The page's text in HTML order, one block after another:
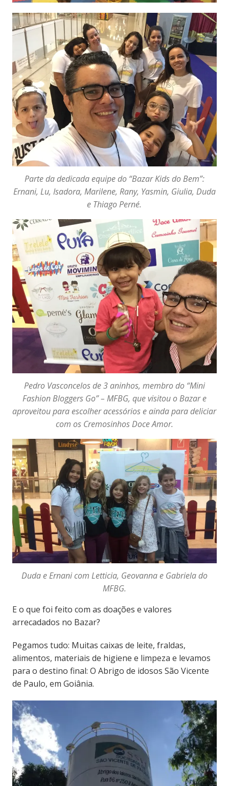
Parte da dedicada equipe do “Bazar Kids do Bem”:
Ernani, Lu, Isadora, Marilene, Rany, Yasmin, Giulia, Duda
e Thiago Perné.
Pedro Vasconcelos de 3 aninhos, membro do “Mini
Fashion Bloggers Go” – MFBG, que visitou o Bazar e
aproveitou para escolher acessórios e ainda para deliciar
com os Cremosinhos Doce Amor.
Duda e Ernani com Letticia, Geovanna e Gabriela do
MFBG.
E o que foi feito com as doações e valores
arrecadados no Bazar?
Pegamos tudo: Muitas caixas de leite, fraldas,
alimentos, materiais de higiene e limpeza e levamos
para o destino final: O Abrigo de idosos São Vicente
de Paulo, em Goiânia.